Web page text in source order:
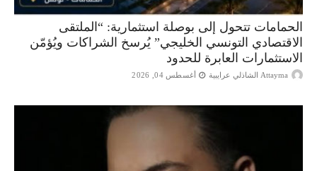
الحمامات تتحول إلى بوصلة استثمارية: “الملتقى
الاقتصادي التونسي الخليجي” يُرسخ الشراكات ويُؤمّن
الاستثمارات العابرة للحدود
Attayma الشاذلي عرايبية أغسطس 04, 2026